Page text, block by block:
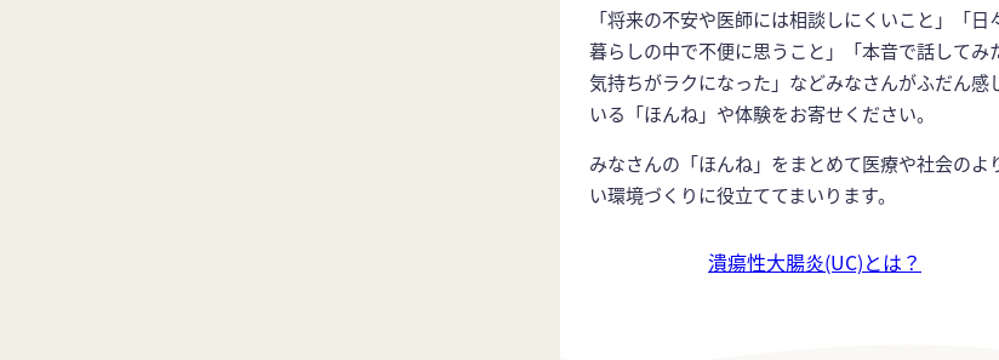
「将来の不安や医師には相談しにくいこと」「日
暮らしの中で不便に思うこと」「本音で話してみ
気持ちがラクになった」などみなさんがふだん感
いる「ほんね」や体験をお寄せください。
みなさんの「ほんね」をまとめて医療や社会のよ
い環境づくりに役立ててまいります。
潰瘍性大腸炎(UC)とは？